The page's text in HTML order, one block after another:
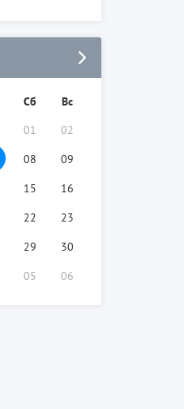
Сб
Вс
01
02
08
09
15
16
22
23
29
30
05 06